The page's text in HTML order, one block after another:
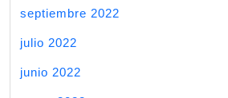
septiembre 2022
julio 2022
junio 2022